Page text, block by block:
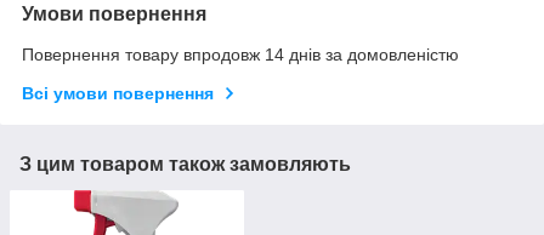
Умови повернення
Повернення товару впродовж 14 днів за домовленістю
Всі умови повернення
З цим товаром також замовляють